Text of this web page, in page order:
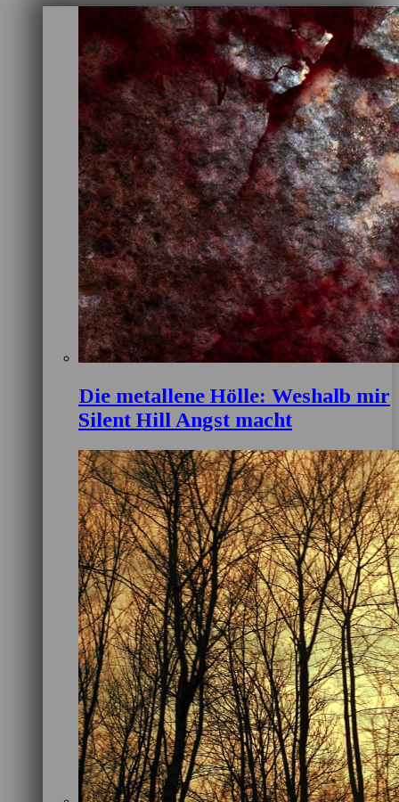
Die metallene Hölle: Weshalb mir
Silent Hill Angst macht